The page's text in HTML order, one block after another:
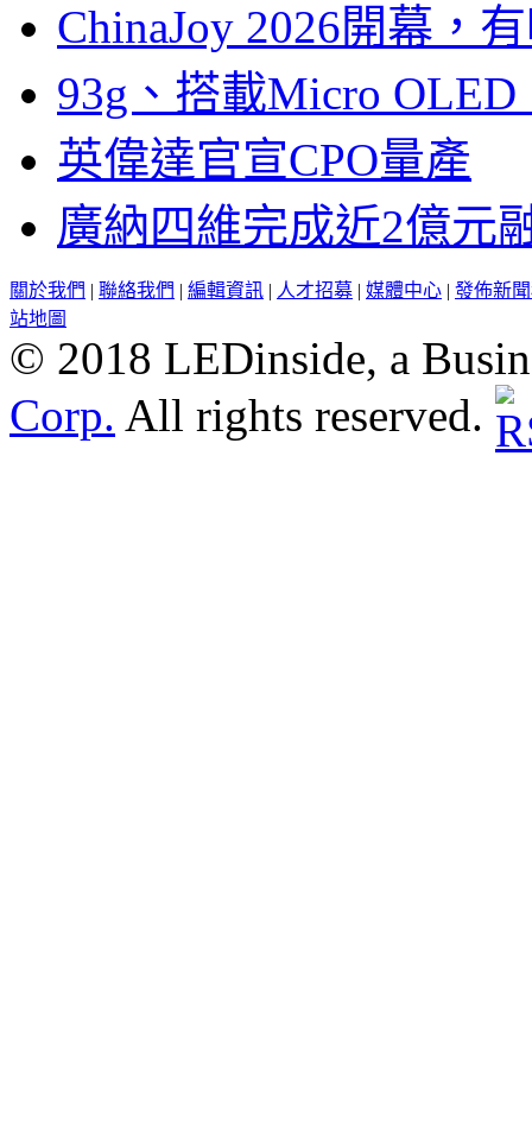
ChinaJoy 2026開幕，
93g、搭載Micro
英偉達官宣CPO量產
廣納四維完成近2億元
關於我們 | 聯絡我們 | 編輯資訊 | 人才招募 | 媒體中心 | 發佈新
站地圖
© 2018 LEDinside, a
Corp. All rights reserved.